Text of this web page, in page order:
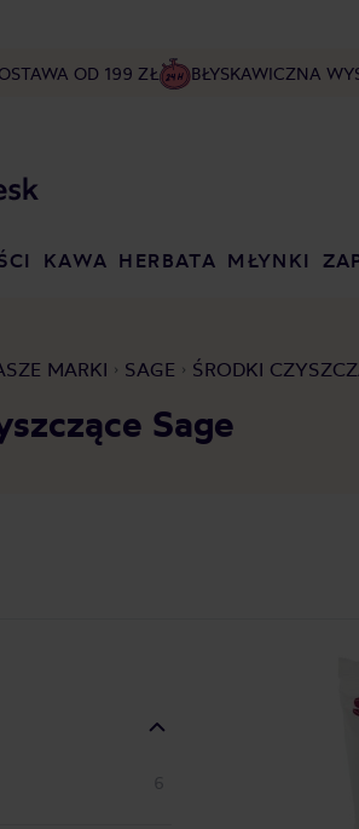
OD 199 ZŁ BŁYSKAWICZNA
KAWA HERBATA MŁYNKI
MARKI SAGE ŚRODKI
Sage